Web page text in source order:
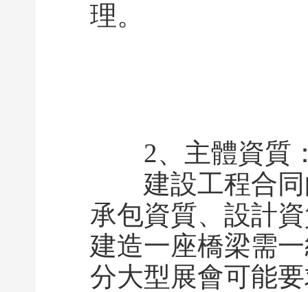
理。
2、主體資質：
建設工程合同
承包資質、設計
建造一座橋梁需
分大型展會可能